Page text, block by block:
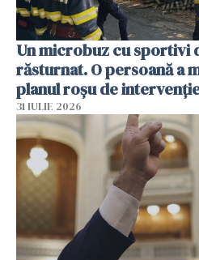
Un microbuz cu sportivi
răsturnat. O persoană a
planul roșu de
31 IULIE 2026